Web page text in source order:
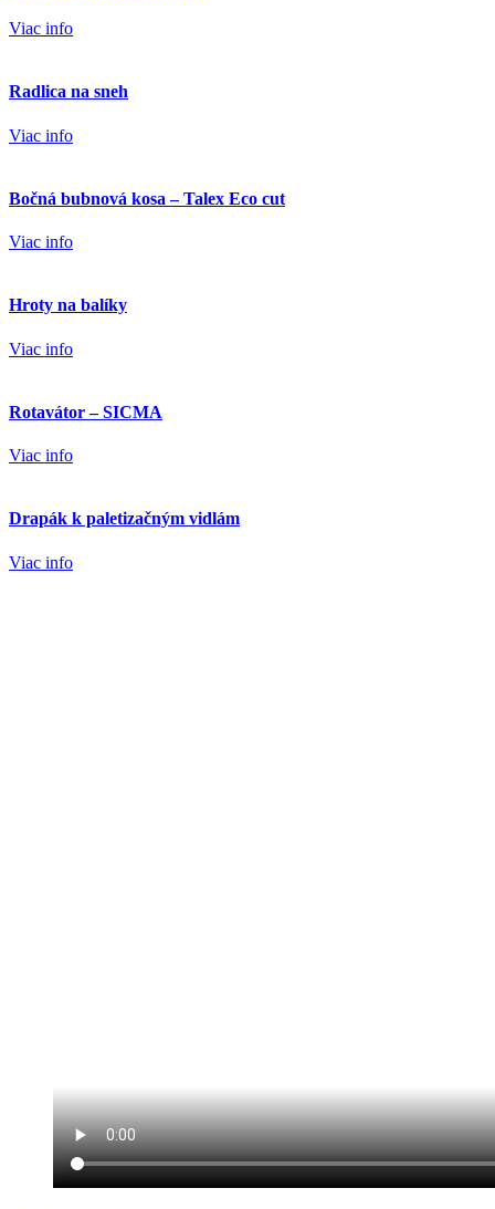
Viac info
Radlica na sneh
Viac info
Bočná bubnová kosa – Talex Eco cut
Viac info
Hroty na balíky
Viac info
Rotavátor – SICMA
Viac info
Drapák k paletizačným vidlám
Viac info